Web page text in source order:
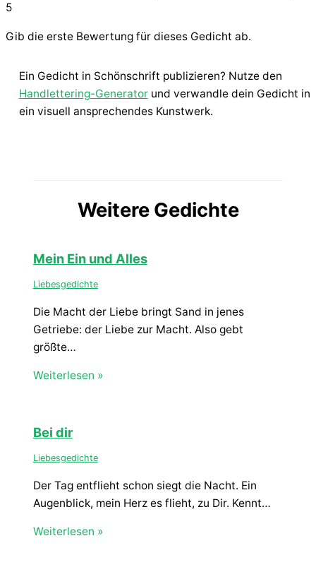
5
Gib die erste Bewertung für dieses Gedicht ab.
Ein Gedicht in Schönschrift publizieren? Nutze den
Handlettering-Generatorund verwandle dein Gedicht in
ein visuell ansprechendes Kunstwerk.
Weitere Gedichte
Mein Ein und Alles
Liebesgedichte
Die Macht der Liebe bringt Sand in jenes
Getriebe: der Liebe zur Macht. Also gebt
größte…
Weiterlesen »
Bei dir
Liebesgedichte
Der Tag entflieht schon siegt die Nacht. Ein
Augenblick, mein Herz es flieht, zu Dir. Kennt…
Weiterlesen »